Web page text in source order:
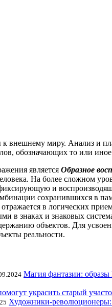
внешнему миру. Анализ и
обозначающих то или
является Образное
На более сложном
и
сохранившихся в
в логических
в знаках и знаковых
объектов. Для
реальности.
Магия фантазии:
украсить старый
Художники-революционеры: